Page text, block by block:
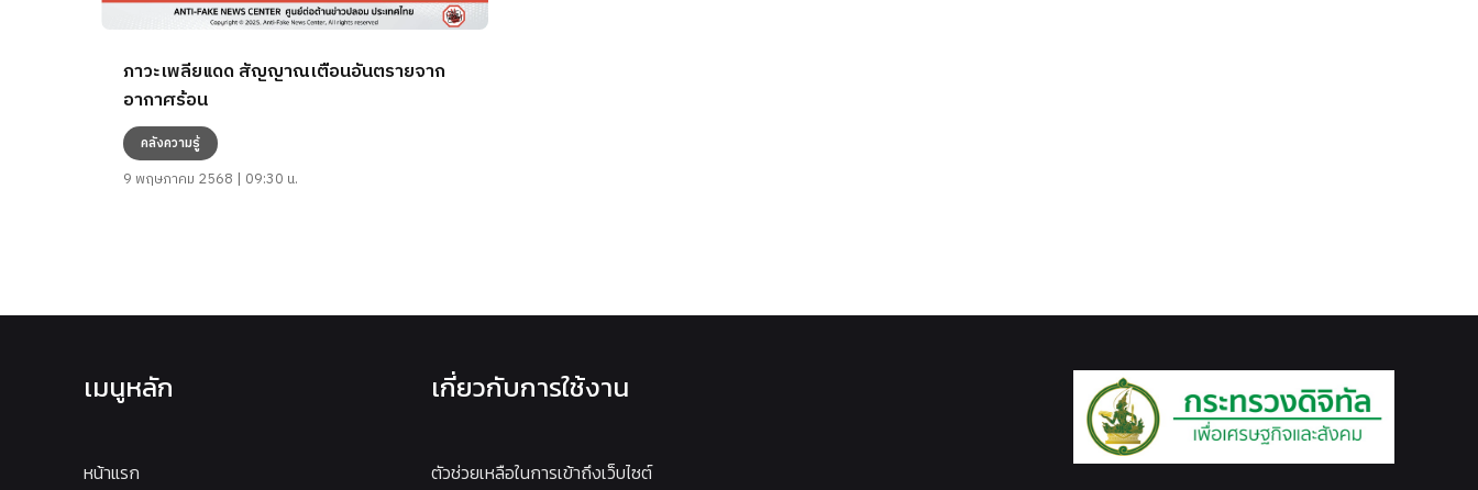
ภาวะเพลียแดด สัญญาณเตือนอันตรายจาก
อากาศร้อน
คลังความรู้
9 พฤษภาคม 2568 | 09:30 น.
เมนูหลัก
หน้าแรก
เกี่ยวกับการใช้งาน
ตัวช่วยเหลือในการเข้าถึงเว็บไซต์